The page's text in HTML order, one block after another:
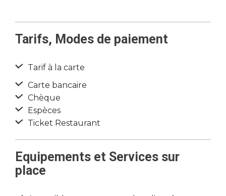
Tarifs, Modes de paiement
Tarif à la carte
Carte bancaire
Chèque
Espèces
Ticket Restaurant
Equipements et Services sur
place